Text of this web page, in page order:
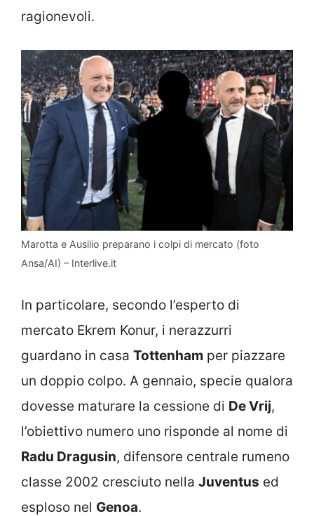
ragionevoli.
Marotta e Ausilio preparano i colpi di mercato (foto
Ansa/AI) – Interlive.it
In particolare, secondo l’esperto di
mercato Ekrem Konur, i nerazzurri
guardano in casa Tottenham per piazzare
un doppio colpo. A gennaio, specie qualora
dovesse maturare la cessione di De Vrij,
l’obiettivo numero uno risponde al nome di
Radu Dragusin, difensore centrale rumeno
classe 2002 cresciuto nella Juventus ed
esploso nel Genoa.